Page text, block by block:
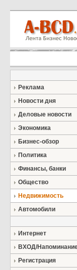
Реклама
Новости дня
Деловые новости
Экономика
Бизнес-обзор
Политика
Финансы, банки
Общество
Недвижимость
Автомобили
Интернет
ВХОД/
Регистрация